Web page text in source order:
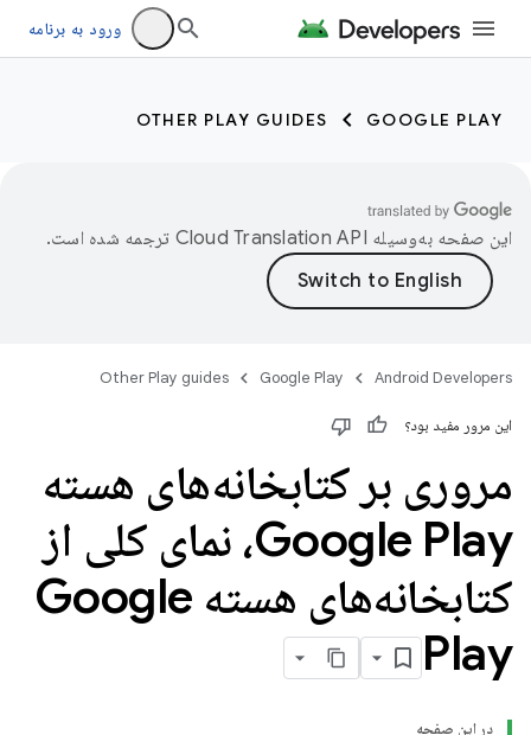
ورود به برنامه
GOOGLE PLAY
OTHER PLAY GUIDES
این صفحه به‌وسیله ترجمه شده است.
Android Developers
Google Play
Other Play guides
این مرور مفید بود؟
مروری بر کتابخانه‌های هسته
Google Play، نمای کلی از
کتابخانه‌های هسته Google
Play
در این صفحه